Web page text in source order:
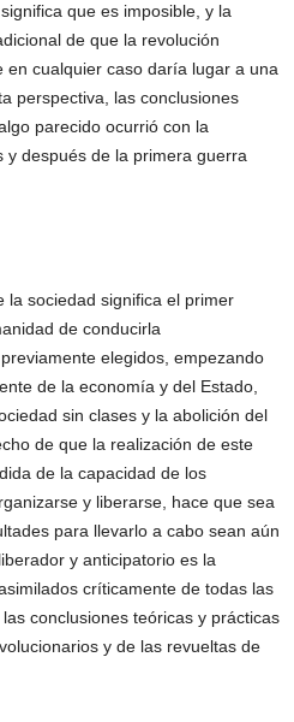
que es imposible, y la
de que la revolución
cualquier caso daría lugar a una
perspectiva, las conclusiones
parecido ocurrió con la
y después de la primera guerra
la sociedad significa el primer
de conducirla
elegidos, empezando
de la economía y del Estado,
sin clases y la abolición del
de que la realización de este
de la capacidad de los
y liberarse, hace que sea
para llevarlo a cabo sean aún
y anticipatorio es la
críticamente de todas las
conclusiones teóricas y prácticas
y de las revueltas de